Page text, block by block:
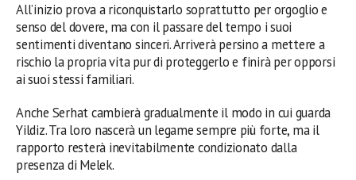
All’inizio prova a riconquistarlo soprattutto per orgoglio e
senso del dovere, ma con il passare del tempo i suoi
sentimenti diventano sinceri. Arriverà persino a mettere a
rischio la propria vita pur di proteggerlo e finirà per opporsi
ai suoi stessi familiari.
Anche Serhat cambierà gradualmente il modo in cui guarda
Yildiz. Tra loro nascerà un legame sempre più forte, ma il
rapporto resterà inevitabilmente condizionato dalla
presenza di Melek.